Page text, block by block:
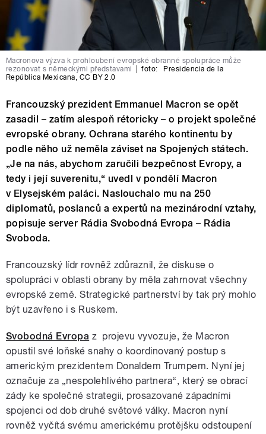
Macronova výzva k prohloubení evropské obranné spolupráce může
rezonovat s německými představami
foto:
Presidencia de la
República Mexicana, CC BY 2.0
Francouzský prezident Emmanuel Macron se opět
zasadil – zatím alespoň rétoricky – o projekt společné
evropské obrany. Ochrana starého kontinentu by
podle něho už neměla záviset na Spojených státech.
„Je na nás, abychom zaručili bezpečnost Evropy, a
tedy i její suverenitu,“ uvedl v pondělí Macron
v Elysejském paláci. Naslouchalo mu na 250
diplomatů, poslanců a expertů na mezinárodní vztahy,
popisuje server Rádia Svobodná Evropa – Rádia
Svoboda.
Francouzský lídr rovněž zdůraznil, že diskuse o
spolupráci v oblasti obrany by měla zahrnovat všechny
evropské země. Strategické partnerství by tak prý mohlo
být uzavřeno i s Ruskem.
Svobodná Evropa z projevu vyvozuje, že Macron
opustil své loňské snahy o koordinovaný postup s
americkým prezidentem Donaldem Trumpem. Nyní jej
označuje za „nespolehlivého partnera“, který se obrací
zády ke společné strategii, prosazované západními
spojenci od dob druhé světové války. Macron nyní
rovněž vyčítá svému americkému protějšku odstoupení